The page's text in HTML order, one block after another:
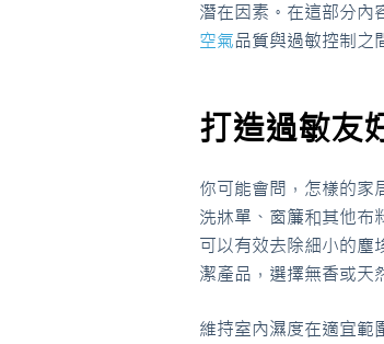
潛在因素。在這部分內
空氣品質與過敏控制之
打造過敏友
你可能會問，怎樣的家
洗牀單、窗簾和其他布
可以有效去除細小的塵
潔產品，選擇無香或天
維持室內濕度在適宜範